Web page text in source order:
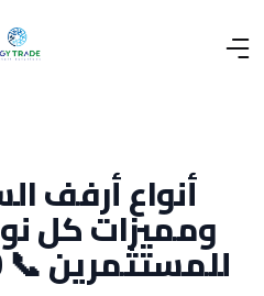
Open menu
أنواع أرفف
ومميزات كل
للمستثمرين 📞 01062414000